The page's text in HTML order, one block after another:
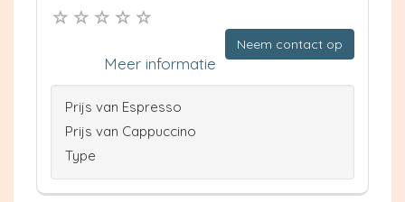
Neem contact op
Meer informatie
Prijs van Espresso
Prijs van Cappuccino
Type